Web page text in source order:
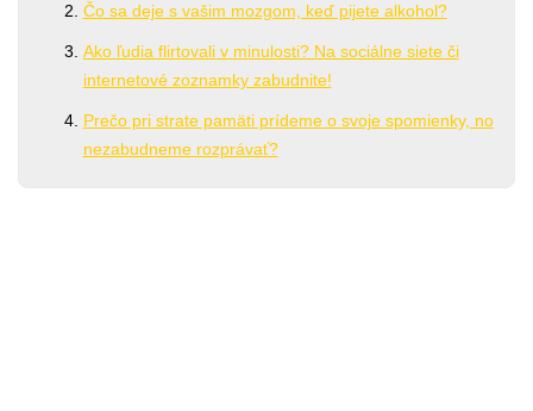
Čo sa deje s vašim mozgom, keď pijete alkohol?
Ako ľudia flirtovali v minulosti? Na sociálne siete či
internetové zoznamky zabudnite!
Prečo pri strate pamäti prídeme o svoje spomienky, no
nezabudneme rozprávať?